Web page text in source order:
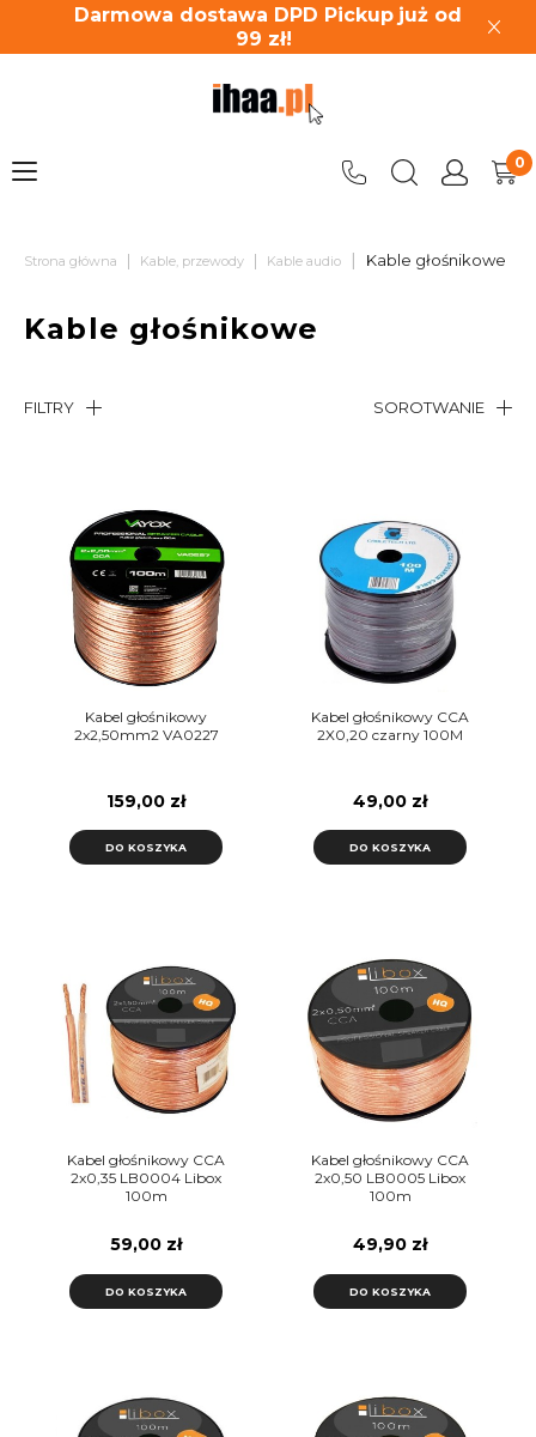
Darmowa dostawa DPD Pickup już od
99 zł!
Strona główna | Kable, przewody | Kable audio | Kable głośnikowe
Kable głośnikowe
FILTRY SOROTWANIE
Kabel głośnikowy
2x2,50mm2 VA0227
159,00 zł
DO KOSZYKA
Kabel głośnikowy CCA
2X0,20 czarny 100M
49,00 zł
DO KOSZYKA
Kabel głośnikowy CCA
2x0,35 LB0004 Libox
100m
59,00 zł
DO KOSZYKA
Kabel głośnikowy CCA
2x0,50 LB0005 Libox
100m
49,90 zł
DO KOSZYKA